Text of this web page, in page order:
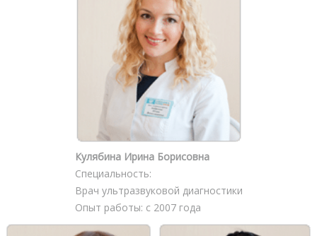
Кулябина Ирина Борисовна
Специальность:
Врач ультразвуковой диагностики
Опыт работы: с 2007 года